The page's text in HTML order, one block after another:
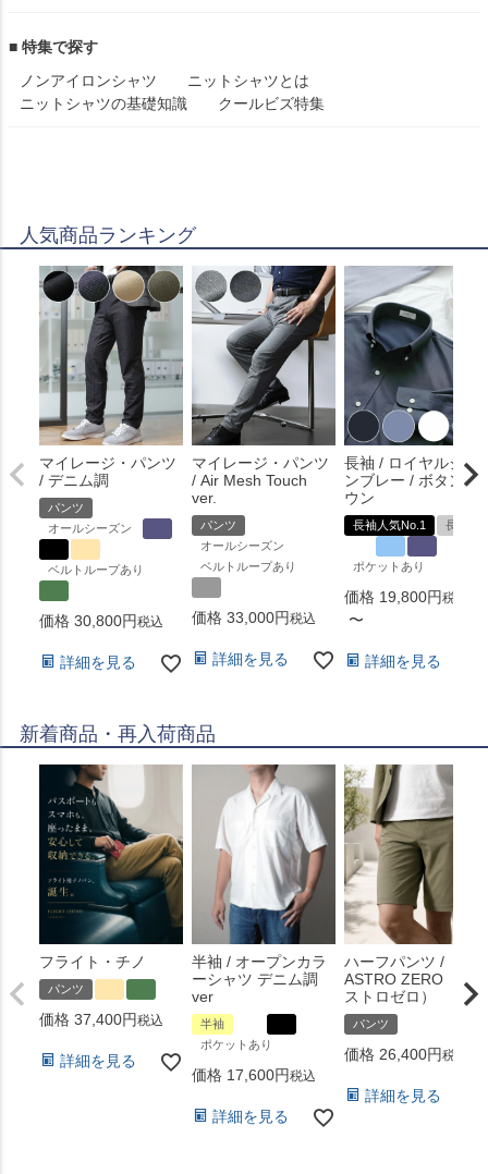
■ 特集で探す
ノンアイロンシャツ
ニットシャツとは
ニットシャツの基礎知識
クールビズ特集
人気商品ランキング
マイレージ・パンツ
/ デニム調
パンツ
オールシーズン
ベルトループあり
価格 30,800 税込
詳細を見る
マイレージ・パンツ
/ Air Mesh Touch
ver.
パンツ
オールシーズン
ベルトループあり
価格 33,000 税込
詳細を見る
長袖 / ロイヤルシャ
ンブレー / ボタンダ
ウン
長袖人気No.1 長袖
ポケットあり
価格 19,800 税込
〜
詳細を見る
新着商品・再入荷商品
フライト・チノ
パンツ
価格 37,400 税込
詳細を見る
半袖 / オープンカラ
ーシャツ デニム調
ver
半袖
ポケットあり
価格 17,600 税込
詳細を見る
ハーフパンツ /
ASTRO ZERO （ア
ストロゼロ）
パンツ
価格 26,400 税込
詳細を見る